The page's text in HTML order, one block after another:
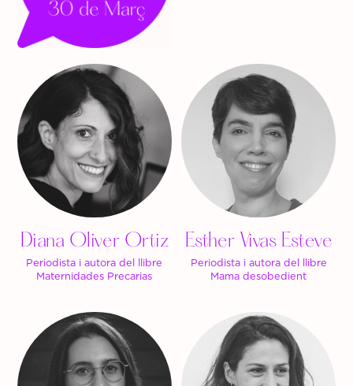
Diana Oliver Ortiz
Periodista i autora del llibre
Maternidades Precarias
Esther Vivas Esteve
Periodista i autora del llibre
Mama desobedient